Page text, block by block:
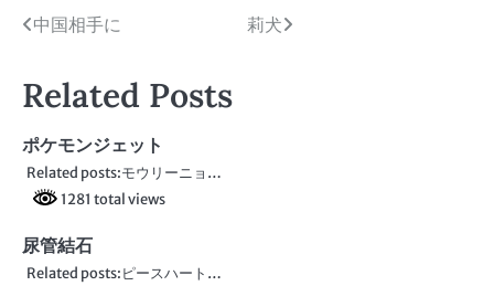
投
ナ
ビ
ゲ
ー
シ
中国相手に 莉犬
Related Posts
ポケモンジェット
Related posts:モウリーニョ…
1281 total views
尿管結石
Related posts:ピースハート…